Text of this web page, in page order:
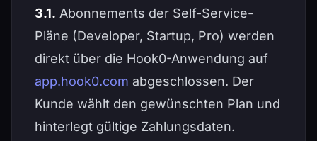
3.1. Abonnements der Self-Service-
Pläne (Developer, Startup, Pro) werden
direkt über die Hook0-Anwendung auf
app.hook0.com abgeschlossen. Der
Kunde wählt den gewünschten Plan und
hinterlegt gültige Zahlungsdaten.